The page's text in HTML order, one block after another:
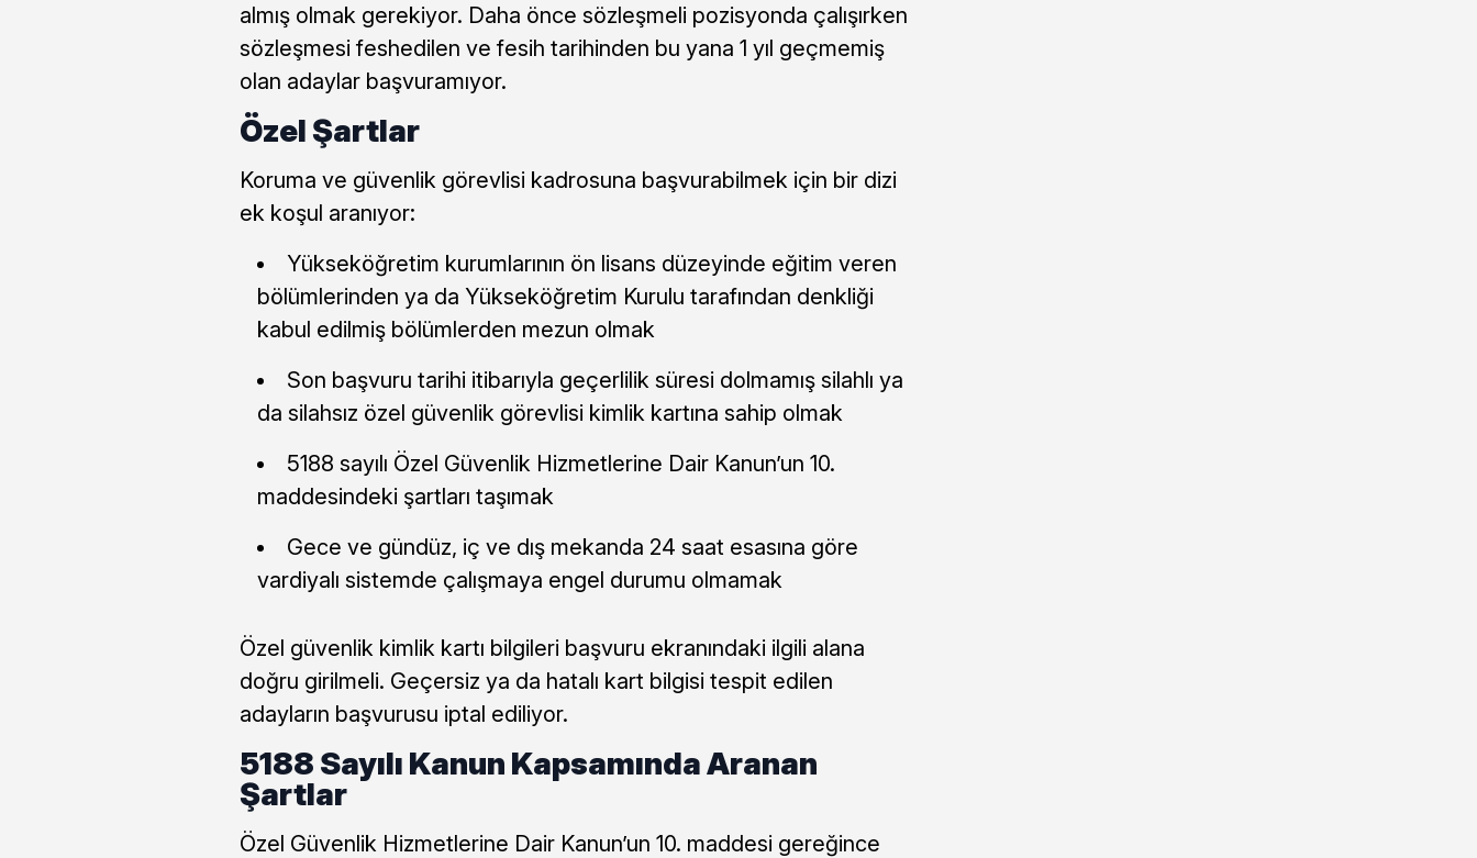
almış olmak gerekiyor. Daha önce sözleşmeli pozisyonda çalışırken
sözleşmesi feshedilen ve fesih tarihinden bu yana 1 yıl geçmemiş
olan adaylar başvuramıyor.
Özel Şartlar
Koruma ve güvenlik görevlisi kadrosuna başvurabilmek için bir dizi
ek koşul aranıyor:
Yükseköğretim kurumlarının ön lisans düzeyinde eğitim veren
bölümlerinden ya da Yükseköğretim Kurulu tarafından denkliği
kabul edilmiş bölümlerden mezun olmak
Son başvuru tarihi itibarıyla geçerlilik süresi dolmamış silahlı ya
da silahsız özel güvenlik görevlisi kimlik kartına sahip olmak
5188 sayılı Özel Güvenlik Hizmetlerine Dair Kanun’un 10.
maddesindeki şartları taşımak
Gece ve gündüz, iç ve dış mekanda 24 saat esasına göre
vardiyalı sistemde çalışmaya engel durumu olmamak
Özel güvenlik kimlik kartı bilgileri başvuru ekranındaki ilgili alana
doğru girilmeli. Geçersiz ya da hatalı kart bilgisi tespit edilen
adayların başvurusu iptal ediliyor.
5188 Sayılı Kanun Kapsamında Aranan
Şartlar
Özel Güvenlik Hizmetlerine Dair Kanun’un 10. maddesi gereğince